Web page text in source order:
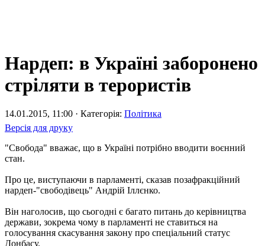
Нардеп: в Україні заборонено
стріляти в терористів
14.01.2015, 11:00 · Категорія: Політика
Версія для друку
"Свобода" вважає, що в Україні потрібно вводити воєнний
стан.
Про це, виступаючи в парламенті, сказав позафракційний
нардеп-"свободівець" Андрій Іллєнко.
Він наголосив, що сьогодні є багато питань до керівництва
держави, зокрема чому в парламенті не ставиться на
голосування скасування закону про спеціальний статус
Донбасу.